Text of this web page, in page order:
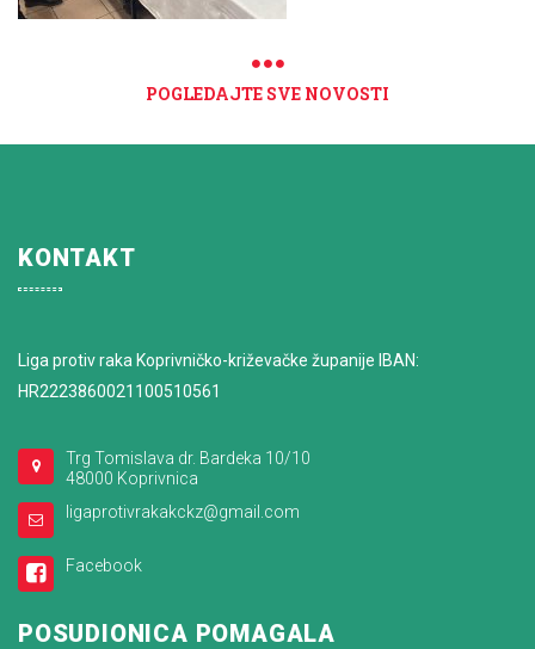
POGLEDAJTE SVE NOVOSTI
KONTAKT
Liga protiv raka Koprivničko-križevačke županije IBAN:
HR2223860021100510561
Trg Tomislava dr. Bardeka 10/10
48000 Koprivnica
ligaprotivrakakckz@gmail.com
Facebook
POSUDIONICA POMAGALA